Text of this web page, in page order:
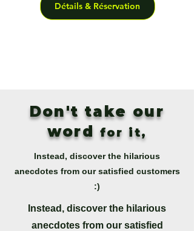
Détails & Réservation
Don't take our
word for it,
Instead, discover the hilarious
anecdotes from our satisfied customers
:)
Instead, discover the hilarious
anecdotes from our satisfied